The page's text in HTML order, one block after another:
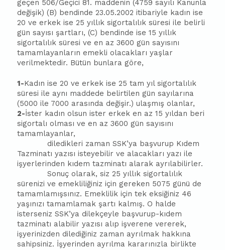
geçen 506/Geçici 81. maddenin (4759 sayılı Kanunla
değişik) (B) bendinde 23.05.2002 itibariyle kadın ise
20 ve erkek ise 25 yıllık sigortalılık süresi ile belirli
gün sayısı şartları, (C) bendinde ise 15 yıllık
sigortalılık süresi ve en az 3600 gün sayısını
tamamlayanların emekli olacakları yaşlar
verilmektedir. Bütün bunlara göre,
1-Kadın ise 20 ve erkek ise 25 tam yıl sigortalılık
süresi ile aynı maddede belirtilen gün sayılarına
(5000 ile 7000 arasında değişir.) ulaşmış olanlar,
2-İster kadın olsun ister erkek en az 15 yıldan beri
sigortalı olması ve en az 3600 gün sayısını
tamamlayanlar,
diledikleri zaman SSK’ya başvurup Kıdem
Tazminatı yazısı isteyebilir ve alacakları yazı ile
işyerlerinden kıdem tazminatı alarak ayrılabilirler.
Sonuç olarak, siz 25 yıllık sigortalılık
sürenizi ve emekliliğiniz için gereken 5075 günü de
tamamlamışsınız. Emeklilik için tek eksiğiniz 46
yaşınızı tamamlamak şartı kalmış. O halde
isterseniz SSK’ya dilekçeyle başvurup-kıdem
tazminatı alabilir yazısı alıp işverene vererek,
işyerinizden dilediğiniz zaman ayrılmak hakkına
sahipsiniz. İşyerinden ayrılma kararınızla birlikte